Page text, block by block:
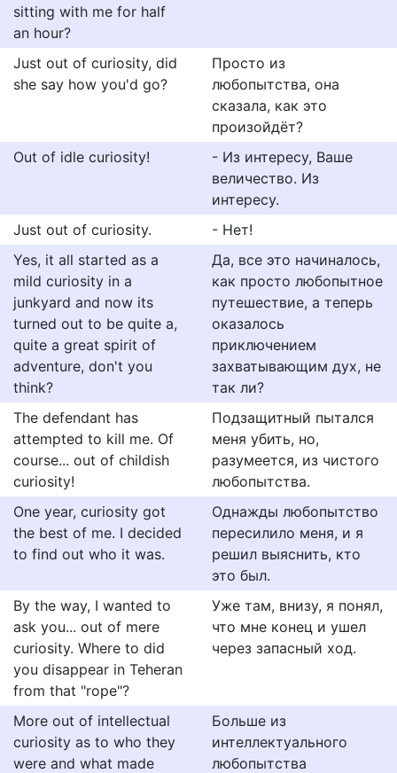
sitting with me for half
an hour?
Just out of curiosity, did
she say how you'd go?
Просто из
любопытства, она
сказала, как это
произойдёт?
Out of idle curiosity!
- Из интересу, Ваше
величество. Из
интересу.
Just out of curiosity.
- Нет!
Yes, it all started as a
mild curiosity in a
junkyard and now its
turned out to be quite a,
quite a great spirit of
adventure, don't you
think?
Да, все это начиналось,
как просто любопытное
путешествие, а теперь
оказалось
приключением
захватывающим дух, не
так ли?
The defendant has
attempted to kill me. Of
course... out of childish
curiosity!
Подзащитный пытался
меня убить, но,
разумеется, из чистого
любопытства.
One year, curiosity got
the best of me. I decided
to find out who it was.
Однажды любопытство
пересилило меня, и я
решил выяснить, кто
это был.
By the way, I wanted to
ask you... out of mere
curiosity. Where to did
you disappear in Teheran
from that "rope"?
Уже там, внизу, я понял,
что мне конец и ушел
через запасный ход.
More out of intellectual
curiosity as to who they
were and what made
Больше из
интеллектуального
любопытства